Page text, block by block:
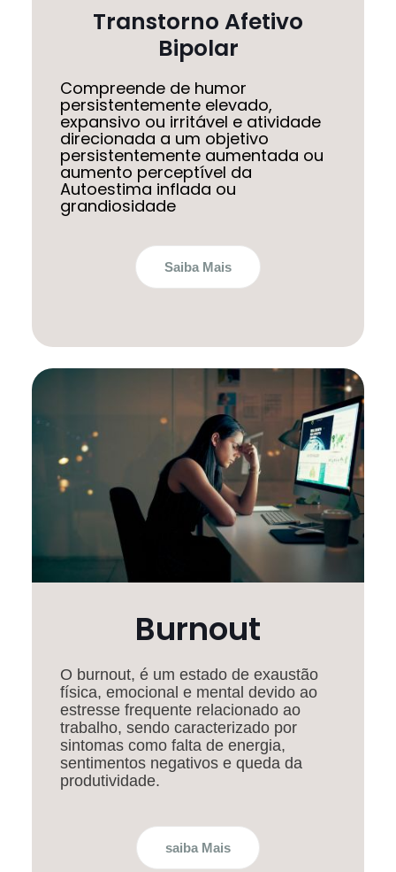
Transtorno Afetivo
Bipolar
Compreende de humor
persistentemente elevado,
expansivo ou irritável e atividade
direcionada a um objetivo
persistentemente aumentada ou
aumento perceptível da
Autoestima inflada ou
grandiosidade
Saiba Mais
Burnout
O burnout, é um estado de exaustão
física, emocional e mental devido ao
estresse frequente relacionado ao
trabalho, sendo caracterizado por
sintomas como falta de energia,
sentimentos negativos e queda da
produtividade.
saiba Mais